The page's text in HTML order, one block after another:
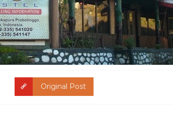
Original Post